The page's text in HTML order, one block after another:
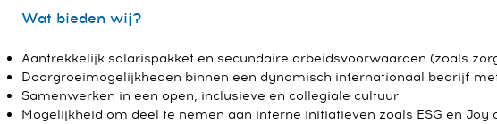
Wat bieden wij?
Aantrekkelijk salarispakket en secundaire arbeidsvoorwaarden (zoals
Doorgroeimogelijkheden binnen een dynamisch internationaal bedrijf
Samenwerken in een open, inclusieve en collegiale cultuur
Mogelijkheid om deel te nemen aan interne initiatieven zoals ESG en Joy